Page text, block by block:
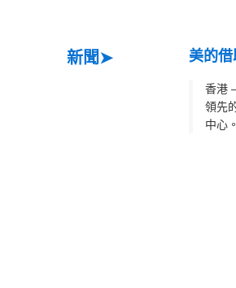
新聞➤ 美的
香港
領先
中心